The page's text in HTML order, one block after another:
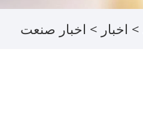
> اخبار > اخبار صنعت